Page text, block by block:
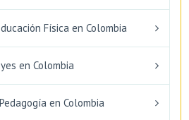
Física en Colombia
en Colombia
en Colombia